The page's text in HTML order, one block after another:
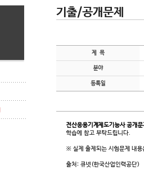
기출/공개문제
제 목
분야
등록일
전산응용기계제도기능사 공개
학습에 참고 부탁드립니다.
※ 실제 출제되는 시험문제 내
출처: 큐넷(한국산업인력공단)